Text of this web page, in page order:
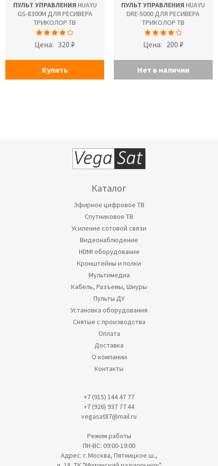
ПУЛЬТ УПРАВЛЕНИЯ HUAYU
GS-8300M ДЛЯ РЕСИВЕРА
ТРИКОЛОР ТВ
Цена: 320 ₽
Купить
ПУЛЬТ УПРАВЛЕНИЯ HUAYU
DRE-5000 ДЛЯ РЕСИВЕРА
ТРИКОЛОР ТВ
Цена: 200 ₽
Нет в наличии
Каталог
Эфирное цифровое ТВ
Спутниковое ТВ
Усиление сотовой связи
Видеонаблюдение
HDMI оборудование
Кронштейны и полки
Мультимедиа
Кабель, Разъемы, Шнуры
Пульты ДУ
Установка оборудования
Снятые с производства
Оплата
Доставка
О компании
Контакты
+7 (915) 144 47 77
+7 (926) 937 77 44
vegasat87@mail.ru
Режим работы
ПН-ВС: 09:00-19:00
Адрес: г. Москва, Пятницкое ш.,